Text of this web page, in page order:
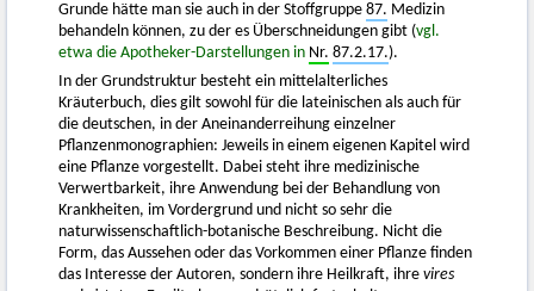
Grunde hätte man sie auch in der Stoffgruppe87. Medizin
behandeln können, zu der es Überschneidungen gibt (vgl.
etwa die Apotheker-Darstellungen in Nr. 87.2.17.).
In der Grundstruktur besteht ein mittelalterliches
Kräuterbuch, dies gilt sowohl für die lateinischen als auch für
die deutschen, in der Aneinanderreihung einzelner
Pflanzenmonographien: Jeweils in einem eigenen Kapitel wird
eine Pflanze vorgestellt. Dabei steht ihre medizinische
Verwertbarkeit, ihre Anwendung bei der Behandlung von
Krankheiten, im Vordergrund und nicht so sehr die
naturwissenschaftlich-botanische Beschreibung. Nicht die
Form, das Aussehen oder das Vorkommen einer Pflanze finden
das Interesse der Autoren, sondern ihre Heilkraft, ihrevires